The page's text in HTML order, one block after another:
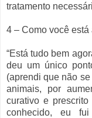
tratamento
4 – Como você
“Está tudo bem
deu um único
(aprendi que não
animais, por
curativo e
conhecido, eu